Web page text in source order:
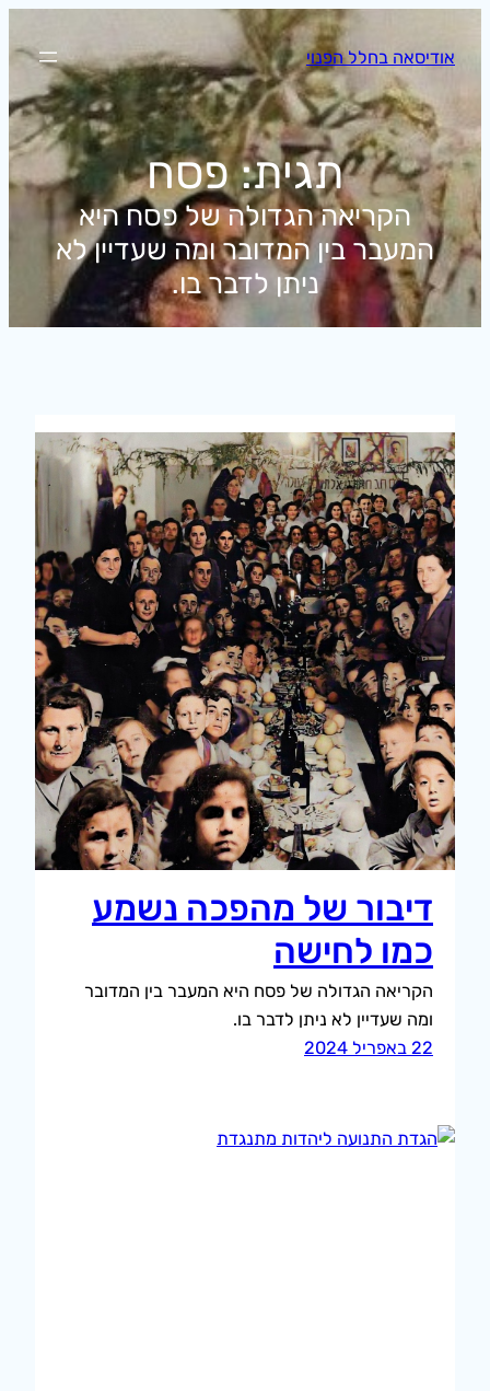
לתוכןאודיסאה בחלל הפנוי
תגית:פסח
הקריאה הגדולה של פסח היא
המעבר בין המדובר ומה שעדיין לא
ניתן לדבר בו.
דיבור של מהפכה נשמע
כמו לחישה
הקריאה הגדולה של פסח היא המעבר בין המדובר
ומה שעדיין לא ניתן לדבר בו.
22 באפריל 2024